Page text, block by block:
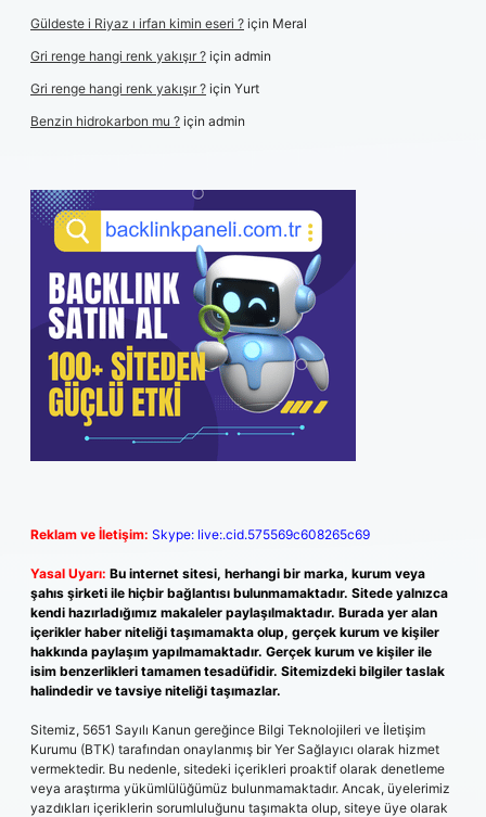
Güldeste i Riyaz ı irfan kimin eseri ? için Meral
Gri renge hangi renk yakışır ? için admin
Gri renge hangi renk yakışır ? için Yurt
Benzin hidrokarbon mu ? için admin
Reklam ve İletişim: Skype: live:.cid.575569c608265c69
Yasal Uyarı: Bu internet sitesi, herhangi bir marka, kurum veya
şahıs şirketi ile hiçbir bağlantısı bulunmamaktadır. Sitede yalnızca
kendi hazırladığımız makaleler paylaşılmaktadır. Burada yer alan
içerikler haber niteliği taşımamakta olup, gerçek kurum ve kişiler
hakkında paylaşım yapılmamaktadır. Gerçek kurum ve kişiler ile
isim benzerlikleri tamamen tesadüfidir. Sitemizdeki bilgiler taslak
halindedir ve tavsiye niteliği taşımazlar.
Sitemiz, 5651 Sayılı Kanun gereğince Bilgi Teknolojileri ve İletişim
Kurumu (BTK) tarafından onaylanmış bir Yer Sağlayıcı olarak hizmet
vermektedir. Bu nedenle, sitedeki içerikleri proaktif olarak denetleme
veya araştırma yükümlülüğümüz bulunmamaktadır. Ancak, üyelerimiz
yazdıkları içeriklerin sorumluluğunu taşımakta olup, siteye üye olarak